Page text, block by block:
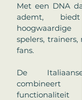
Met een DNA
ademt, biedt
spelers,
fans.
De